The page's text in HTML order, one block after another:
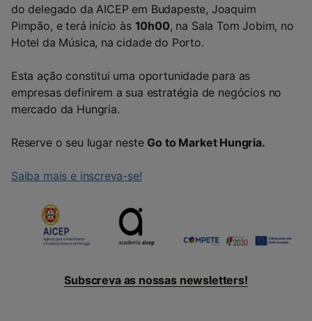
do delegado da AICEP em Budapeste, Joaquim
Pimpão, e terá início às 10h00, na Sala Tom Jobim, no
Hotel da Música, na cidade do Porto.
Esta ação constitui uma oportunidade para as
empresas definirem a sua estratégia de negócios no
mercado da Hungria.
Reserve o seu lugar neste Go to Market Hungria.
Saiba mais e inscreva-se!
Subscreva as nossas newsletters!